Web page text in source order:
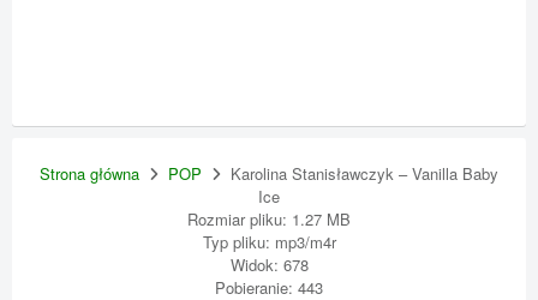
Strona główna POP
Karolina Stanisławczyk – Vanilla Baby
Ice
Rozmiar pliku: 1.27 MB
Typ pliku: mp3/m4r
Widok: 678
Pobieranie: 443